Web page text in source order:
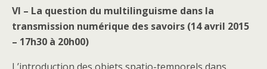
VI – La question du multilinguisme dans la
transmission numérique des savoirs (14 avril 2015
– 17h30 à 20h00)